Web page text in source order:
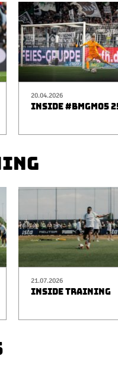
20.04.2026
INSIDE #BMGM05
21.07.2026
INSIDE TRAINING